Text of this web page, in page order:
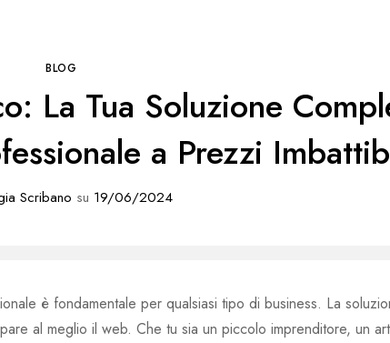
BLOG
La Tua Soluzione
a Prezzi
Scribano su 19/06/2024
è fondamentale per qualsiasi tipo di business. La
al meglio il web. Che tu sia un piccolo imprenditore, un